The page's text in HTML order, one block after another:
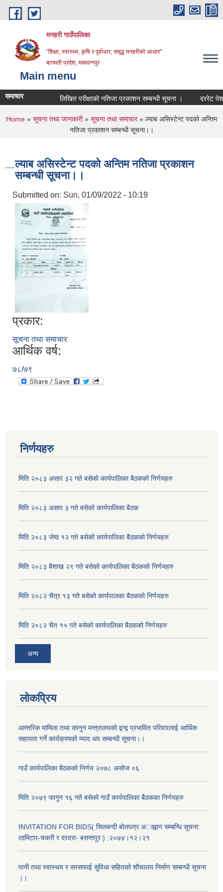
Skip to main content
मनहरी गाउँपालिका
"शिक्षा, स्वास्थ्य, कृषि र पूर्वाधार; समृद्ध मनहरीको आधार"
बागमती प्रदेश, मकवानपुर
Main menu
समाचार लिखित परीक्षाको नतिजा प्रकाशन सम्बन्धी सूचना । दररेट पेश गर्ने
You are here
Home » सूचना तथा जानकारी» सूचना तथा समाचार» ल्याब असिस्टेन्ट पदको अन्तिम
नतिजा प्रकाशन सम्बन्धी सूचना।।
ल्याब असिस्टेन्ट पदको अन्तिम नतिजा प्रकाशन
सम्बन्धी सूचना।।
Submitted on: Sun, 01/09/2022 - 10:19
प्रकार:
सूचना तथा समाचार
आर्थिक वर्ष:
७८/७९
निर्णयहरु
मिति २०८३ असार ३२ गते बसेको कार्यपालिका बैठकको निर्णयहरु
मिति २०८३ असार ३ गते बसेको कार्यपालिका बैठक
मिति २०८३ जेष्ठ १२ गते बसेको कार्यपालिका बैठकको निर्णयहरु
मिति २०८३ बैशाख २९ गते बसेको कार्यपालिका बैठकको निर्णयहरु
मिति २०८२ चैत्र १३ गते बसेको कार्यपालका बैठकको निर्णयहरु
मिति २०८२ चैत १५ गते बसेको कार्यपालिका बैठकको निर्णयहरु
अन्य
लोकप्रिय
आन्तरिक मामिला तथा कानुन मन्त्रालयको द्वन्द्व प्रभावित परिवारलाई आर्थिक
सहायता गर्ने कार्यक्रमको म्याद थप सम्बन्धी सूचना।।
गाउँ कार्यपालिका बैठकको निर्णय २०७८ असोज ०६
मिति २०७९ फागुन १६ गते बसेको गाउँ कार्यपालिका बैठकका निर्णयहरु
INVITATION FOR BIDS( सिलबन्दी बोलपत्र अाह्वान सम्बन्धि सूचना:
लामिटार-चकरी र दरदरा- बसन्तपुर ) :२०७४।१२।२१
पानी तथा स्वास्थय र सरसफाई सुविधा सहितको शौचालय निर्माण सम्बन्धी सूचना
।।